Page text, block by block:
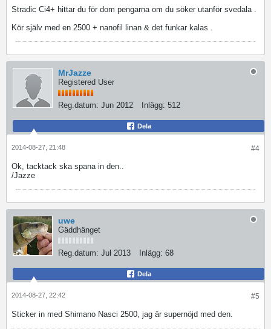
Stradic Ci4+ hittar du för dom pengarna om du söker utanför svedala .
Kör själv med en 2500 + nanofil linan & det funkar kalas .
MrJazze
Registered User
Reg.datum: Jun 2012 Inlägg: 512
Dela
#4
2014-08-27, 21:48
Ok, tacktack ska spana in den..
/Jazze
uwe
Gäddhänget
Reg.datum: Jul 2013 Inlägg: 68
Dela
#5
2014-08-27, 22:42
Sticker in med Shimano Nasci 2500, jag är supernöjd med den.